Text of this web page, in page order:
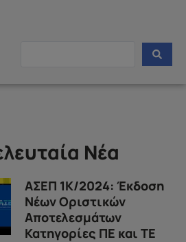
Νέα
ΑΣΕΠ 1Κ/2024: Έκδοση
Νέων Οριστικών
Αποτελεσμάτων
Κατηγορίες ΠΕ και ΤΕ